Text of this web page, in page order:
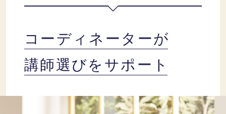
コーディネーターが
講師選びをサポート